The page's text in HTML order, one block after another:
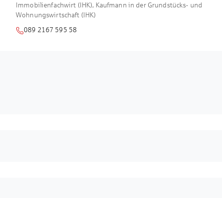
Immobilienfachwirt (IHK), Kaufmann in der Grundstücks- und
Wohnungswirtschaft (IHK)
089 2167 595 58